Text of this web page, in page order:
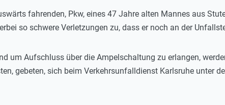
fahrenden, Pkw, eines 47 Jahre alten Mannes aus
so schwere Verletzungen zu, dass er noch an der
um Aufschluss über die Ampelschaltung zu erlangen,
gebeten, sich beim Verkehrsunfalldienst Karlsruhe unter